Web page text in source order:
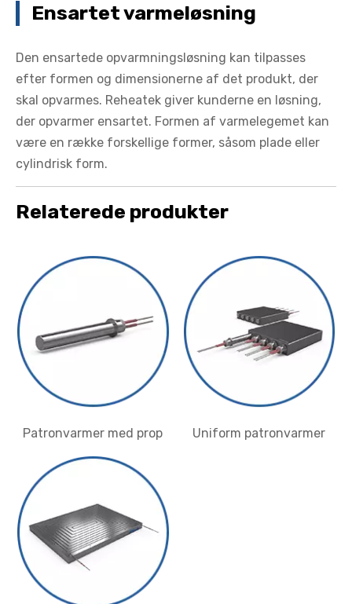
Ensartet varmeløsning
Den ensartede opvarmningsløsning kan tilpasses
efter formen og dimensionerne af det produkt, der
skal opvarmes. Reheatek giver kunderne en løsning,
der opvarmer ensartet. Formen af ​​varmelegemet kan
være en række forskellige former, såsom plade eller
cylindrisk form.
Relaterede produkter
Patronvarmer med prop Uniform patronvarmer